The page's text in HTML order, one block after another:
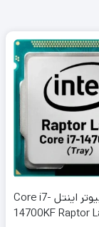
پردازنده کامپیوتر اینتل Core i7-
14700KF Raptor